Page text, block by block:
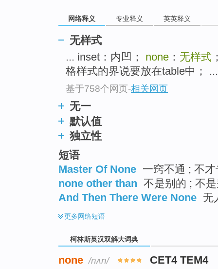
网络释义 专业释义 英英释义
无样式
... inset：内凹； none ： 无样式
格样式的界说要放在table中； ...
基于758个网页-相关网页
无一
默认值
独立性
短语
Master Of None 一窍不通 ; 不
none other than 不是别的 ; 不
And Then There Were None 无
更多网络短语
柯林斯英汉双解大词典
none /nʌn/ CET4 TEM4